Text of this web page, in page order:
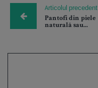
Articolul precedent
Pantofi din piele
naturală sau...